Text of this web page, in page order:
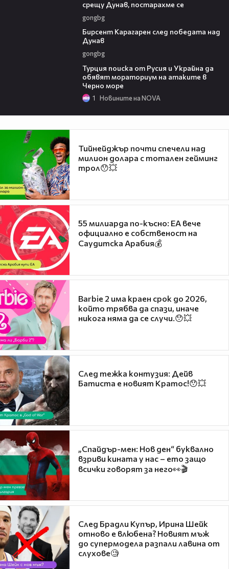
срещу Дунав, постарахме се
gongbg
Бирсент Карагарен след победата над
Дунав
gongbg
Турция поиска от Русия и Украйна да
обявят мораториум на атаките в
Черно море
1 Новините на NOVA
Тийнейджър почти спечели над
милион долара с тотален гейминг
трол😯💥
55 милиарда по-късно: EA вече
официално е собственост на
Саудитска Арабия💰
Barbie 2 има краен срок до 2026,
който трябва да спази, иначе
никога няма да се случи.😯💥
След тежка контузия: Дейв
Батиста е новият Кратос!😯💥
„Спайдър-мен: Нов ден“ буквално
взриви кината у нас – ето защо
всички говорят за него👀🎬
След Брадли Купър, Ирина Шейк
отново е влюбена? Новият мъж
до супермодела разпали лавина от
слухове🧐